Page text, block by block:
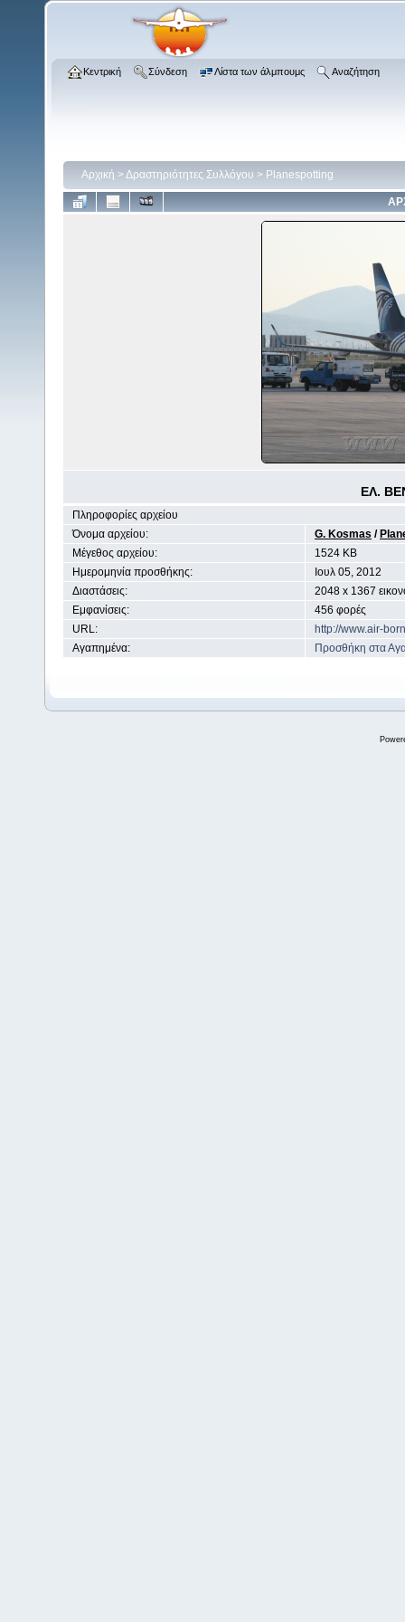
Κεντρική Σύνδεση Λίστα των άλμπουμς Αναζήτηση
Αρχική >Δραστηριότητες Συλλόγου > Planespotting
ΕΛ.
Πληροφορίες αρχείου
Όνομα αρχείου:
G. Kosmas /
Μέγεθος αρχείου:
1524 KB
Ημερομηνία προσθήκης:
Ιουλ 05, 2012
Διαστάσεις:
2048 x 1367
Εμφανίσεις:
456 φορές
URL:
http://www.air-
Αγαπημένα:
Προσθήκη στα